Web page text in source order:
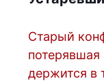
Старый
потерявшая
держится в